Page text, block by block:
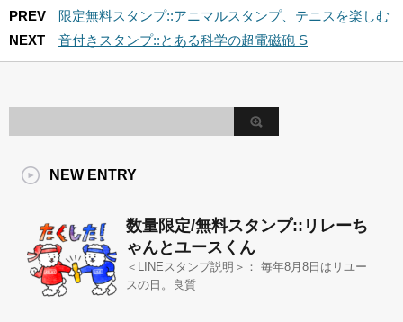
PREV
限定無料スタンプ::アニマルスタンプ、テニスを楽しむ
NEXT
音付きスタンプ::とある科学の超電磁砲 S
NEW ENTRY
数量限定/無料スタンプ::リレーち
ゃんとユースくん
＜LINEスタンプ説明＞： 毎年8月8日はリユー
スの日。良質